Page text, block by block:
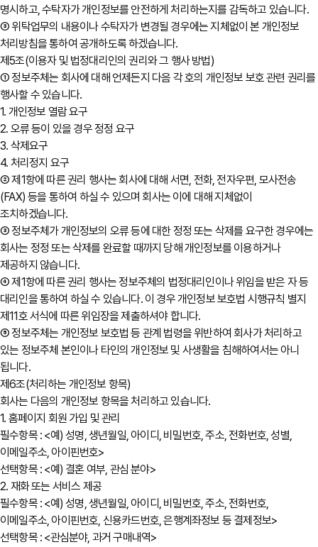
명시하고, 수탁자가 개인정보를 안전하게 처리하는지를 감독하고 있습니다.
③ 위탁업무의 내용이나 수탁자가 변경될 경우에는 지체없이 본 개인정보
처리방침을 통하여 공개하도록 하겠습니다.
제5조(이용자 및 법정대리인의 권리와 그 행사 방법)
① 정보주체는 회사에 대해 언제든지 다음 각 호의 개인정보 보호 관련 권리를
행사할 수 있습니다.
1. 개인정보 열람 요구
2. 오류 등이 있을 경우 정정 요구
3. 삭제요구
4. 처리정지 요구
② 제1항에 따른 권리 행사는 회사에 대해 서면, 전화, 전자우편, 모사전송
(FAX) 등을 통하여 하실 수 있으며 회사는 이에 대해 지체없이
조치하겠습니다.
③ 정보주체가 개인정보의 오류 등에 대한 정정 또는 삭제를 요구한 경우에는
회사는 정정 또는 삭제를 완료할 때까지 당해 개인정보를 이용하거나
제공하지 않습니다.
④ 제1항에 따른 권리 행사는 정보주체의 법정대리인이나 위임을 받은 자 등
대리인을 통하여 하실 수 있습니다. 이 경우 개인정보 보호법 시행규칙 별지
제11호 서식에 따른 위임장을 제출하셔야 합니다.
⑤ 정보주체는 개인정보 보호법 등 관계 법령을 위반하여 회사가 처리하고
있는 정보주체 본인이나 타인의 개인정보 및 사생활을 침해하여서는 아니
됩니다.
제6조(처리하는 개인정보 항목)
회사는 다음의 개인정보 항목을 처리하고 있습니다.
1. 홈페이지 회원 가입 및 관리
필수항목 : <예) 성명, 생년월일, 아이디, 비밀번호, 주소, 전화번호, 성별,
이메일주소, 아이핀번호>
선택항목 : <예) 결혼 여부, 관심 분야>
2. 재화 또는 서비스 제공
필수항목 : <예) 성명, 생년월일, 아이디, 비밀번호, 주소, 전화번호,
이메일주소, 아이핀번호, 신용카드번호, 은행계좌정보 등 결제정보>
선택항목 : <관심분야, 과거 구매내역>